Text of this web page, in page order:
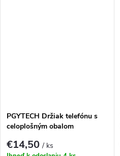
PGYTECH Držiak telefónu s
celoplošným obalom
€14,50/ ks